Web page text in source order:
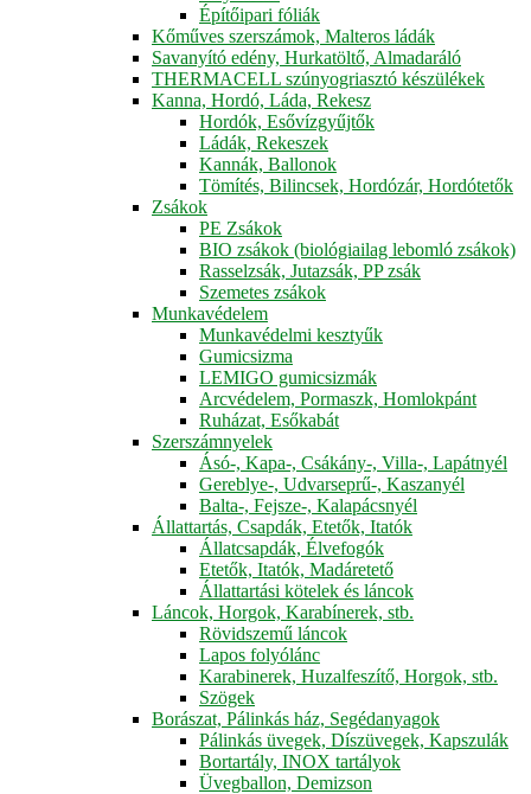
Építőipari fóliák
Kőműves szerszámok, Malteros ládák
Savanyító edény, Hurkatöltő, Almadaráló
THERMACELL szúnyogriasztó készülékek
Kanna, Hordó, Láda, Rekesz
Hordók, Esővízgyűjtők
Ládák, Rekeszek
Kannák, Ballonok
Tömítés, Bilincsek, Hordózár, Hordótetők
Zsákok
PE Zsákok
BIO zsákok (biológiailag lebomló zsákok)
Rasselzsák, Jutazsák, PP zsák
Szemetes zsákok
Munkavédelem
Munkavédelmi kesztyűk
Gumicsizma
LEMIGO gumicsizmák
Arcvédelem, Pormaszk, Homlokpánt
Ruházat, Esőkabát
Szerszámnyelek
Ásó-, Kapa-, Csákány-, Villa-, Lapátnyél
Gereblye-, Udvarseprű-, Kaszanyél
Balta-, Fejsze-, Kalapácsnyél
Állattartás, Csapdák, Etetők, Itatók
Állatcsapdák, Élvefogók
Etetők, Itatók, Madáretető
Állattartási kötelek és láncok
Láncok, Horgok, Karabínerek, stb.
Rövidszemű láncok
Lapos folyólánc
Karabinerek, Huzalfeszítő, Horgok, stb.
Szögek
Borászat, Pálinkás ház, Segédanyagok
Pálinkás üvegek, Díszüvegek, Kapszulák
Bortartály, INOX tartályok
Üvegballon, Demizson